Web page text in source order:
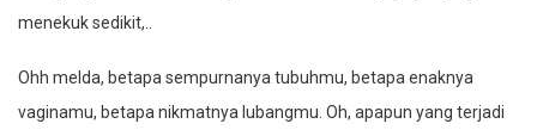
menekuk sedikit,..
Ohh melda, betapa sempurnanya tubuhmu, betapa enaknya
vaginamu, betapa nikmatnya lubangmu. Oh, apapun yang terjadi